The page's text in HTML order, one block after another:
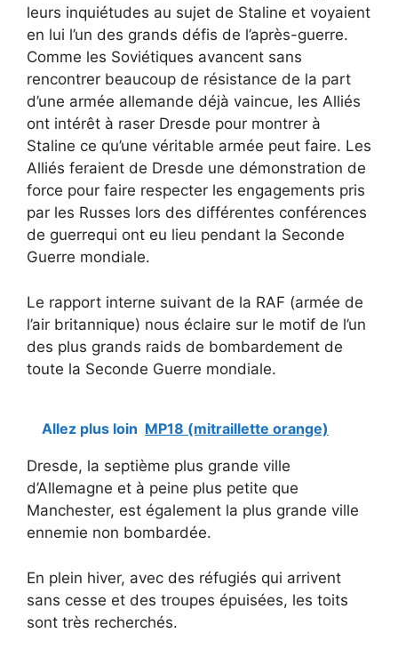
leurs inquiétudes au sujet de Staline et voyaient
en lui l’un des grands défis de l’après-guerre.
Comme les Soviétiques avancent sans
rencontrer beaucoup de résistance de la part
d’une armée allemande déjà vaincue, les Alliés
ont intérêt à raser Dresde pour montrer à
Staline ce qu’une véritable armée peut faire. Les
Alliés feraient de Dresde une démonstration de
force pour faire respecter les engagements pris
par les Russes lors des différentes conférences
de guerrequi ont eu lieu pendant la Seconde
Guerre mondiale.
Le rapport interne suivant de la RAF (armée de
l’air britannique) nous éclaire sur le motif de l’un
des plus grands raids de bombardement de
toute la Seconde Guerre mondiale.
Allez plus loin MP18 (mitraillette orange)
Dresde, la septième plus grande ville
d’Allemagne et à peine plus petite que
Manchester, est également la plus grande ville
ennemie non bombardée.
En plein hiver, avec des réfugiés qui arrivent
sans cesse et des troupes épuisées, les toits
sont très recherchés.